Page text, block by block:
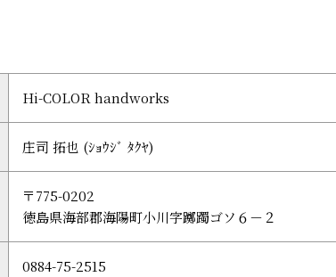
Hi-COLOR handworks
庄司 拓也 (ｼｮｳｼﾞ ﾀｸﾔ)
〒775-0202
徳島県海部郡海陽町小川字躑躅ゴソ６－２
0884-75-2515